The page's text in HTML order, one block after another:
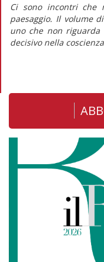
Ci sono incontri che
paesaggio. Il volume
uno che non riguarda
decisivo nella